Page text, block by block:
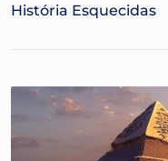
História Esquecidas